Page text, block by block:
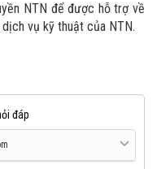
NTN để được hỗ trợ về
vụ kỹ thuật của NTN.
đáp